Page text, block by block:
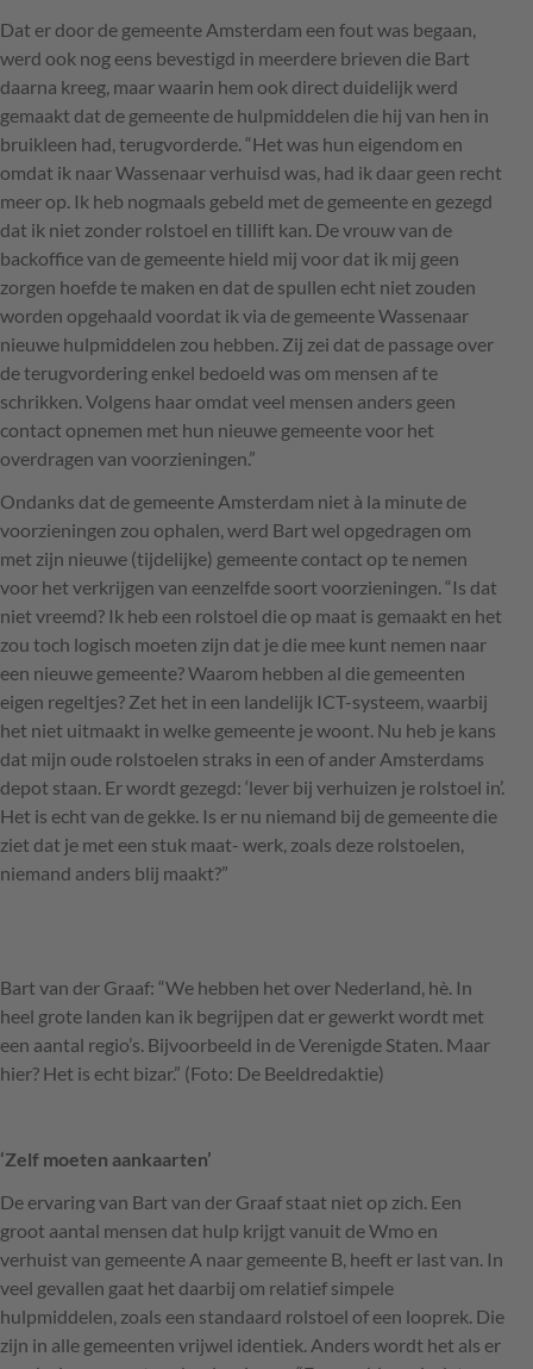
Dat er door de gemeente Amsterdam een fout was begaan,
werd ook nog eens bevestigd in meerdere brieven die Bart
daarna kreeg, maar waarin hem ook direct duidelijk werd
gemaakt dat de gemeente de hulpmiddelen die hij van hen in
bruikleen had, terugvorderde. “Het was hun eigendom en
omdat ik naar Wassenaar verhuisd was, had ik daar geen recht
meer op. Ik heb nogmaals gebeld met de gemeente en gezegd
dat ik niet zonder rolstoel en tillift kan. De vrouw van de
backoffice van de gemeente hield mij voor dat ik mij geen
zorgen hoefde te maken en dat de spullen echt niet zouden
worden opgehaald voordat ik via de gemeente Wassenaar
nieuwe hulpmiddelen zou hebben. Zij zei dat de passage over
de terugvordering enkel bedoeld was om mensen af te
schrikken. Volgens haar omdat veel mensen anders geen
contact opnemen met hun nieuwe gemeente voor het
overdragen van voorzieningen.”
Ondanks dat de gemeente Amsterdam niet à la minute de
voorzieningen zou ophalen, werd Bart wel opgedragen om
met zijn nieuwe (tijdelijke) gemeente contact op te nemen
voor het verkrijgen van eenzelfde soort voorzieningen. “Is dat
niet vreemd? Ik heb een rolstoel die op maat is gemaakt en het
zou toch logisch moeten zijn dat je die mee kunt nemen naar
een nieuwe gemeente? Waarom hebben al die gemeenten
eigen regeltjes? Zet het in een landelijk ICT-systeem, waarbij
het niet uitmaakt in welke gemeente je woont. Nu heb je kans
dat mijn oude rolstoelen straks in een of ander Amsterdams
depot staan. Er wordt gezegd: ‘lever bij verhuizen je rolstoel in’.
Het is echt van de gekke. Is er nu niemand bij de gemeente die
ziet dat je met een stuk maat- werk, zoals deze rolstoelen,
niemand anders blij maakt?”
Bart van der Graaf: “We hebben het over Nederland, hè. In
heel grote landen kan ik begrijpen dat er gewerkt wordt met
een aantal regio’s. Bijvoorbeeld in de Verenigde Staten. Maar
hier? Het is echt bizar.” (Foto: De Beeldredaktie)
‘Zelf moeten aankaarten’
De ervaring van Bart van der Graaf staat niet op zich. Een
groot aantal mensen dat hulp krijgt vanuit de Wmo en
verhuist van gemeente A naar gemeente B, heeft er last van. In
veel gevallen gaat het daarbij om relatief simpele
hulpmiddelen, zoals een standaard rolstoel of een looprek. Die
zijn in alle gemeenten vrijwel identiek. Anders wordt het als er